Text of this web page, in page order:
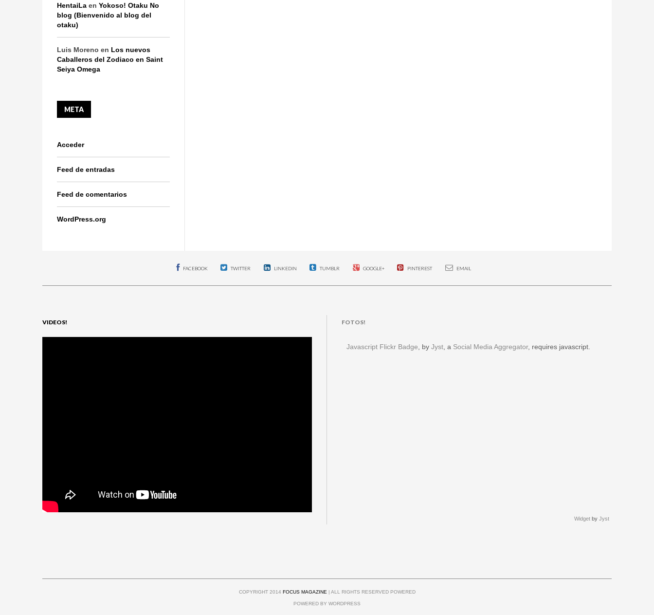
HentaiLa en Yokoso! Otaku No
blog (Bienvenido al blog del
otaku)
Luis Moreno en Los nuevos
Caballeros del Zodiaco en Saint
Seiya Omega
META
Acceder
Feed de entradas
Feed de comentarios
WordPress.org
FACEBOOK TWITTER LINKEDIN TUMBLR GOOGLE+ PINTEREST EMAIL
VIDEOS! FOTOS!
Javascript Flickr Badge , by Jyst , a Social Media Aggregator, requires javascript.
Widget by Jyst
COPYRIGHT 2014 FOCUS MAGAZINE | ALL RIGHTS RESERVED POWERED
POWERED BY WORDPRESS